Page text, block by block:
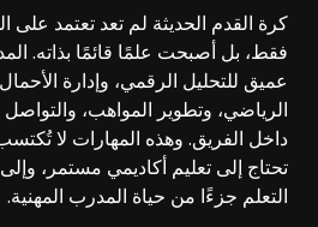
كرة القدم الحديثة لم تعد تعتمد
فقط، بل أصبحت علمًا قائمًا بذاته.
عميق للتحليل الرقمي، وإدارة
الرياضي، وتطوير المواهب، والتواصل
داخل الفريق. وهذه المهارات لا
تحتاج إلى تعليم أكاديمي مستمر،
التعلم جزءًا من حياة المدرب المهنية.